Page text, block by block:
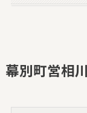
幕別町営相